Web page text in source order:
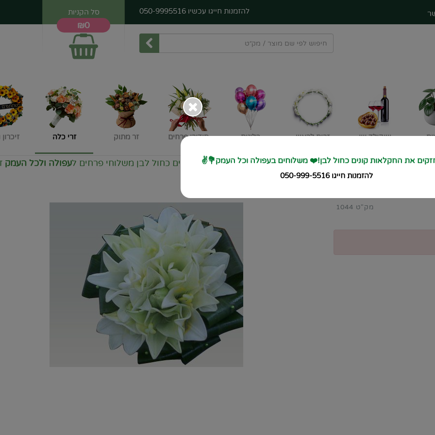
סל הקניות
₪0
להזמנות חייגו עכשיו 050-9995516
שוקולד ויין זרים לראש בלונים סידורי פרחים זר מתוק זרי כלה
🚙 מחזקים את החקלאות קונים כחול לבן משלוחי פרחים לעפולה ולכל העמק
מק"ט 1044
את החקלאות קונים כחול לבן!❤️ משלוחים בעפולה וכל העמק💐✌️
להזמנות חייגו 050-999-5516